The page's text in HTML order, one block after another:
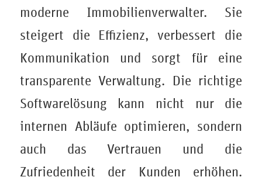
moderne Immobilienverwalter. Sie
steigert die Effizienz, verbessert die
Kommunikation und sorgt für eine
transparente Verwaltung. Die richtige
Softwarelösung kann nicht nur die
internen Abläufe optimieren, sondern
auch das Vertrauen und die
Zufriedenheit der Kunden erhöhen.